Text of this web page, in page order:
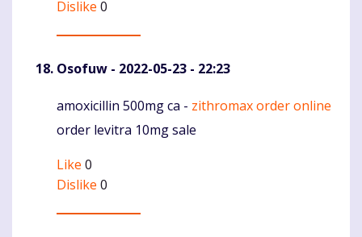
Dislike 0
Osofuw - 2022-05-23 - 22:23
Komentaras
amoxicillin 500mg ca - zithromax order online
order levitra 10mg sale
Like 0
Dislike 0